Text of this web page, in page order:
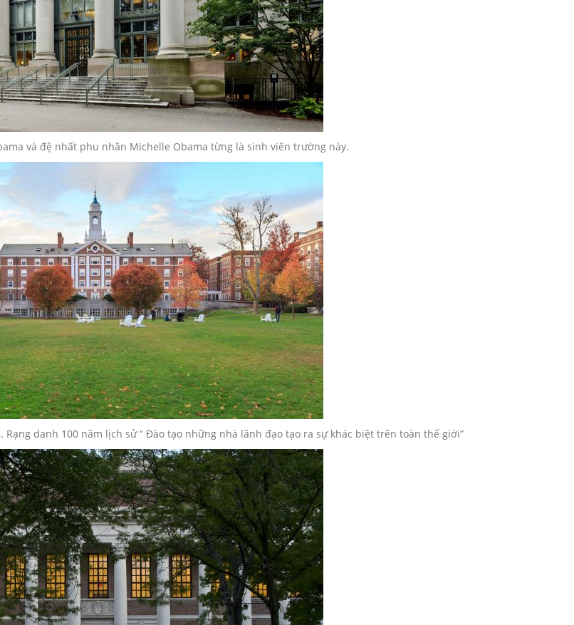
và đệ nhất phu nhân Michelle Obama từng là sinh viên trường này.
Rạng danh 100 năm lịch sử “ Đào tạo những nhà lãnh đạo tạo ra sự khác biệt trên toàn thế giới”